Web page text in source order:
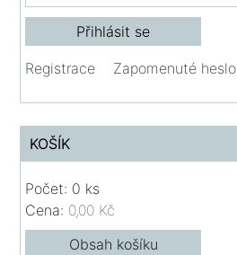
Registrace Zapomenuté heslo
KOŠÍK
Počet: 0 ks
Cena: 0,00 Kč
Obsah košíku